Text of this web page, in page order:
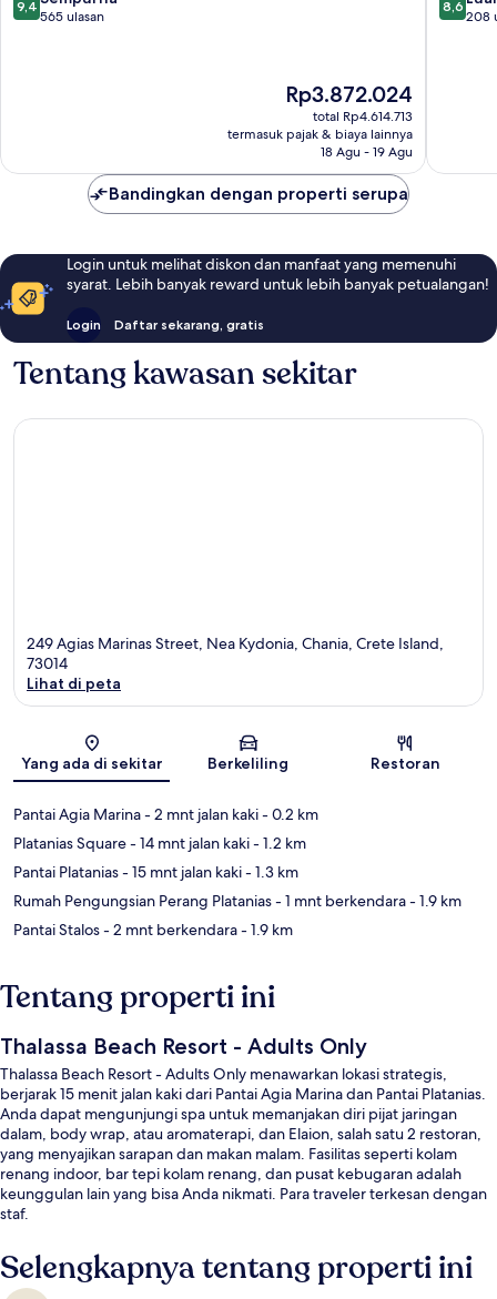
dari
9,4
565 ulasan
Harga
sekarang
Rp3.872.024
Rp3.872.024
total Rp4.614.713
termasuk pajak & biaya lainnya
18 Agu - 19 Agu
only
dari
8,6
208
Bandingkan dengan properti serupa
Login untuk melihat diskon dan manfaat yang memenuhi
syarat. Lebih banyak reward untuk lebih banyak petualangan!
Login Daftar sekarang, gratis
Tentang kawasan sekitar
249 Agias Marinas Street, Nea Kydonia, Chania, Crete Island,
73014
Lihat di peta
Yang ada di sekitar Berkeliling Restoran
Pantai Agia Marina- 2 mnt jalan kaki- 0.2 km
Platanias Square- 14 mnt jalan kaki- 1.2 km
Pantai Platanias- 15 mnt jalan kaki- 1.3 km
Rumah Pengungsian Perang Platanias- 1 mnt berkendara- 1.9 km
Pantai Stalos- 2 mnt berkendara- 1.9 km
Tentang properti ini
Thalassa Beach Resort - Adults Only
Thalassa Beach Resort - Adults Only menawarkan lokasi strategis,
berjarak 15 menit jalan kaki dari Pantai Agia Marina dan Pantai Platanias.
Anda dapat mengunjungi spa untuk memanjakan diri pijat jaringan
dalam, body wrap, atau aromaterapi, dan Elaion, salah satu 2 restoran,
yang menyajikan sarapan dan makan malam. Fasilitas seperti kolam
renang indoor, bar tepi kolam renang, dan pusat kebugaran adalah
keunggulan lain yang bisa Anda nikmati. Para traveler terkesan dengan
staf.
Selengkapnya tentang properti ini